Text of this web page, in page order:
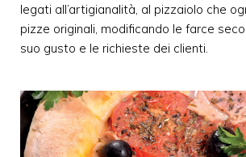
legati all’artigianalità, al pizzaiolo che
pizze originali, modificando le farce
suo gusto e le richieste dei clienti.